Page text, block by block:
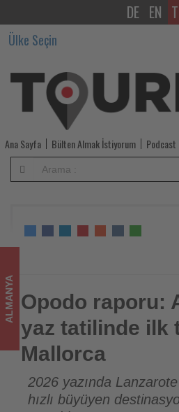
Opodo
raporu:
Almanların
yaz
tatilinde
ilk
tercihi
yine
Mallorca
-
Tourexpi,
sizler
için
turizmde
DE EN
Ülke Seçin
Ana Sayfa Bülten Almak İstiyorum Podcast
Opodo raporu: Almanların yaz tatilinde ilk
Mallorca
ALMANYA Opodo raporu:
yaz tatilinde ilk
Mallorca
2026 yazında
hızlı büyüyen